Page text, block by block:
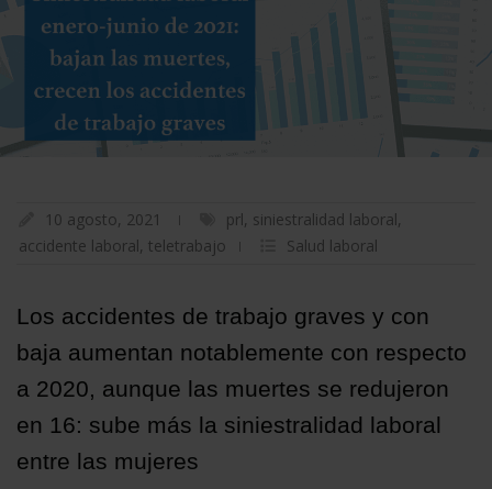
10 agosto, 2021 prl, siniestralidad laboral,
accidente laboral, teletrabajo Salud laboral
Los accidentes de trabajo graves y con
baja aumentan notablemente con respecto
a 2020, aunque las muertes se redujeron
en 16: sube más la siniestralidad laboral
entre las mujeres